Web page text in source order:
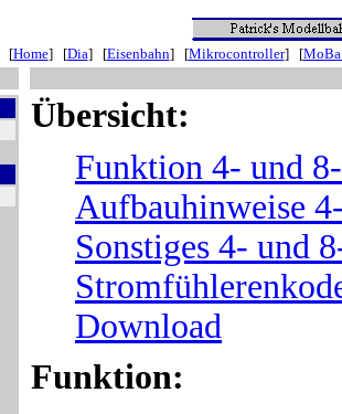
[Home] [Dia] [Eisenbahn] [Mikrocontroller] [MoBa
Übersicht:
Funktion 4- und
Aufbauhinweise
Sonstiges 4- und
Download
Funktion: